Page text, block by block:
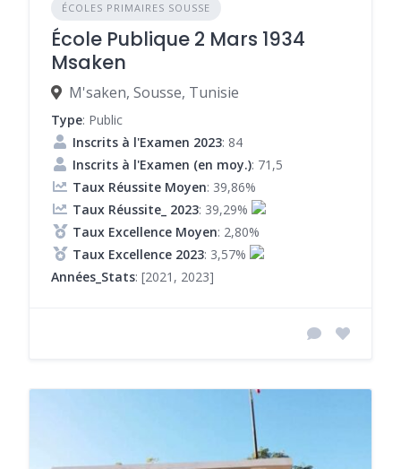
ÉCOLES PRIMAIRES SOUSSE
École Publique 2 Mars 1934
Msaken
M'saken, Sousse, Tunisie
Type: Public
Inscrits à l'Examen 2023: 84
Inscrits à l'Examen (en moy.): 71,5
Taux Réussite Moyen: 39,86%
Taux Réussite_ 2023: 39,29%
Taux Excellence Moyen: 2,80%
Taux Excellence 2023: 3,57%
Années_Stats: [2021, 2023]